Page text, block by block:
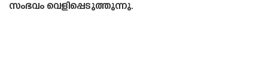
സംഭവം വെളിപ്പെടുത്തുന്നു.